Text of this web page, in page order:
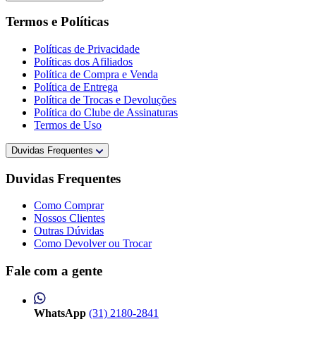
Termos e Políticas
Políticas de Privacidade
Políticas dos Afiliados
Política de Compra e Venda
Política de Entrega
Política de Trocas e Devoluções
Política do Clube de Assinaturas
Termos de Uso
Duvidas Frequentes
Duvidas Frequentes
Como Comprar
Nossos Clientes
Outras Dúvidas
Como Devolver ou Trocar
Fale com a gente
WhatsApp (31) 2180-2841